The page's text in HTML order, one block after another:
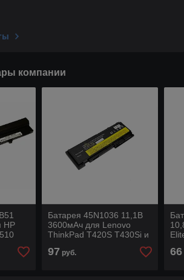
компании
HP
Батарея 45N1036 11,1В
3600мАч для Lenovo
ThinkPad T420S T430Si и
97 руб. 66